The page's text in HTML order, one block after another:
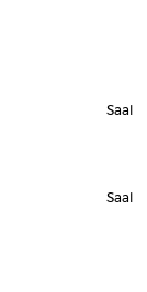
Saal
Saal